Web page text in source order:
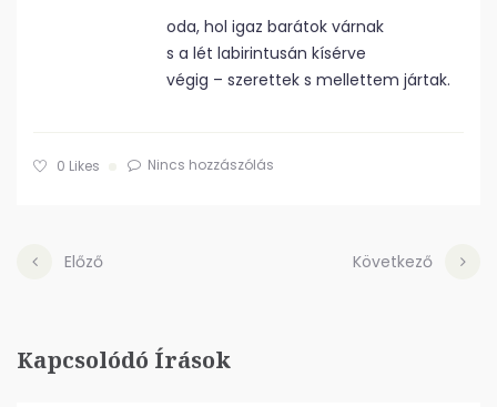
oda, hol igaz barátok várnak
s a lét labirintusán kísérve
végig – szerettek s mellettem jártak.
0 Likes Nincs hozzászólás
Előző Következő
Kapcsolódó Írások